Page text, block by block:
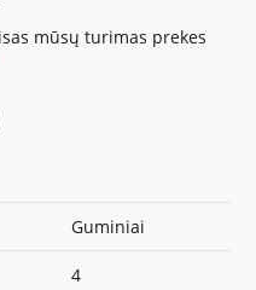
mūsų turimas prekes
Guminiai
4